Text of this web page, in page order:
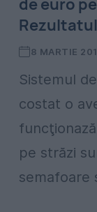
de euro
8 MARTIE
Sistemul
costat o
pe străzi
semafoare